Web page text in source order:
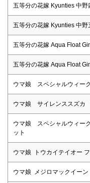
五等分の花嫁 Kyunties 中野
五等分の花嫁 Kyunties 中野
五等分の花嫁 Aqua Float
五等分の花嫁 Aqua Float
ウマ娘 スペシャルウィー
ウマ娘 サイレンススズカ
ウマ娘 スペシャルウィー
ット
ウマ娘 トウカイテイオー
ウマ娘 メジロマックイーン